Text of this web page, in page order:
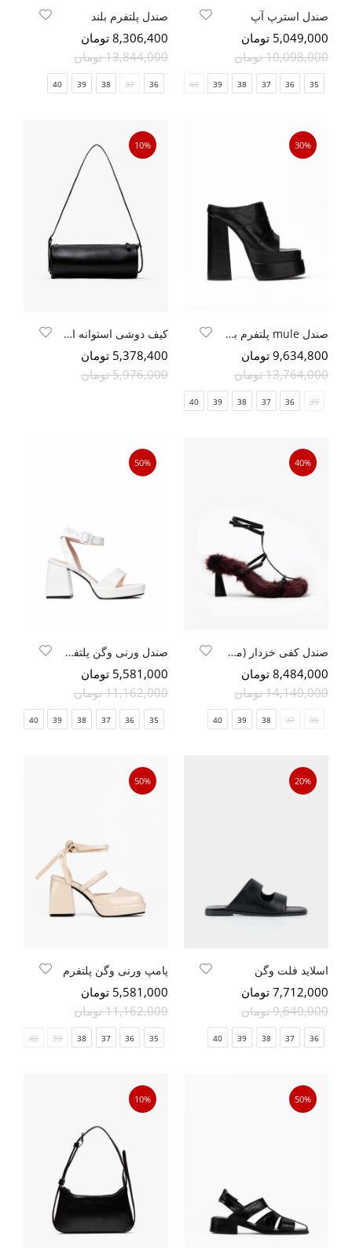
صندل استرپ آپ
5,049,000 تومان
10,098,000 تومان
35
36
37
38
39
40
صندل پلتفرم بلند
8,306,400 تومان
13,844,000 تومان
36
37
38
39
40
30%
صندل mule پلتفرم بلند
9,634,800 تومان
13,764,000 تومان
35
36
37
38
39
40
10%
کیف دوشی استوانه ایی
5,378,400 تومان
5,976,000 تومان
40%
صندل کفی خزدار (مشکی - خز زرشکی)
8,484,000 تومان
14,140,000 تومان
36
37
38
39
40
50%
صندل ورنی وگن پلتفرم
5,581,000 تومان
11,162,000 تومان
35
36
37
38
39
40
20%
اسلاید فلت وگن
7,712,000 تومان
9,640,000 تومان
36
37
38
39
40
50%
پامپ ورنی وگن پلتفرم
5,581,000 تومان
11,162,000 تومان
35
36
37
38
39
40
50%
10%